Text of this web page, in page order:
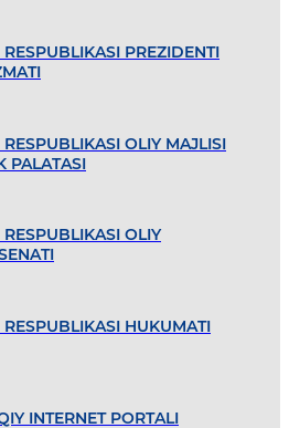
RESPUBLIKASI PREZIDENTI
RESPUBLIKASI OLIY MAJLISI
PALATASI
OLIY
RESPUBLIKASI HUKUMATI
INTERNET PORTALI